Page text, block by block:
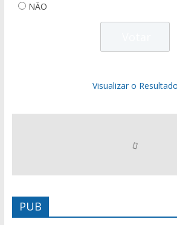
NÃO
Visualizar o Resultado
PUB